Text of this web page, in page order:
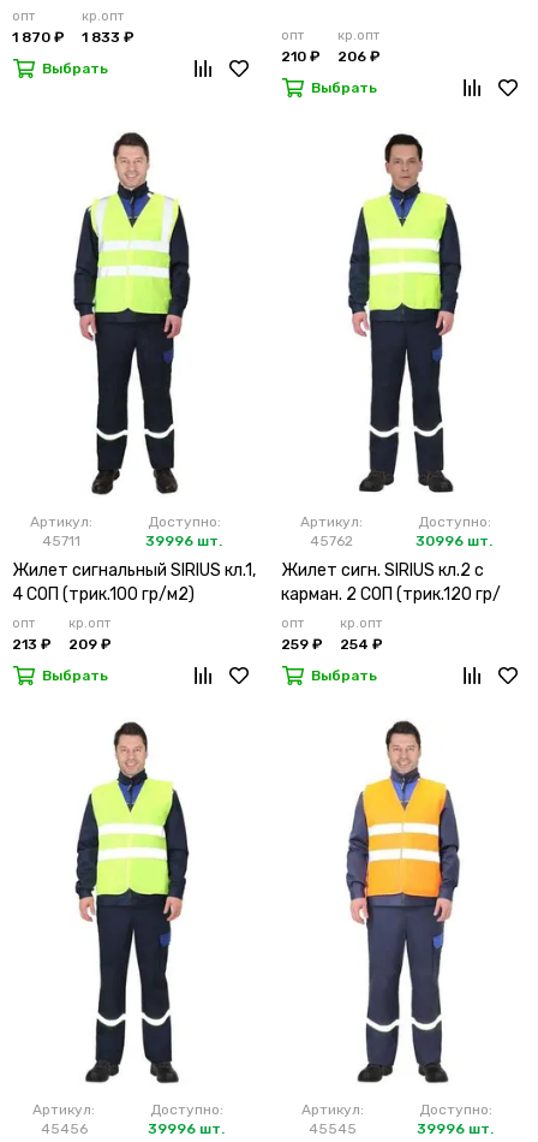
опт
1 870 ₽
кр.опт
1 833 ₽
Выбрать
опт
210 ₽
кр.опт
206 ₽
Выбрать
Артикул:
45711
Доступно:
39996 шт.
Жилет сигнальный SIRIUS кл.1,
4 СОП (трик.100 гр/м2)
лимонный
опт
213 ₽
кр.опт
209 ₽
Выбрать
Артикул:
45762
Доступно:
30996 шт.
Жилет сигн. SIRIUS кл.2 с
карман. 2 СОП (трик.120 гр/
м2)
опт
259 ₽
кр.опт
254 ₽
Выбрать
Артикул:
45456
Доступно:
39996 шт.
Артикул:
45545
Доступно:
39996 шт.